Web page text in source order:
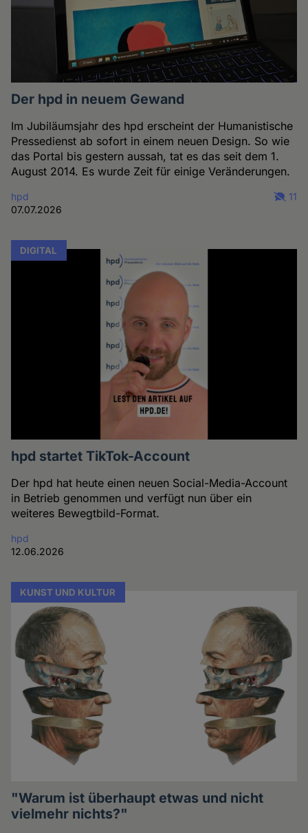
Der hpd in neuem Gewand
Im Jubiläumsjahr des hpd erscheint der Humanistische
Pressedienst ab sofort in einem neuen Design. So wie
das Portal bis gestern aussah, tat es das seit dem 1.
August 2014. Es wurde Zeit für einige Veränderungen.
hpd
07.07.2026
11
DIGITAL
hpd startet TikTok-Account
Der hpd hat heute einen neuen Social-Media-Account
in Betrieb genommen und verfügt nun über ein
weiteres Bewegtbild-Format.
hpd
12.06.2026
KUNST UND KULTUR
"Warum ist überhaupt etwas und nicht
vielmehr nichts?"